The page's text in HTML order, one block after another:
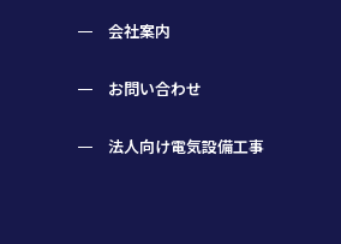
会社案内
お問い合わせ
法人向け電気設備工事